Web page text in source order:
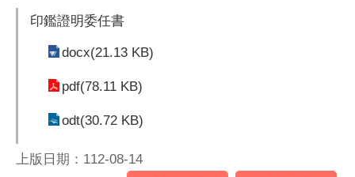
印鑑證明委任書
docx(21.13 KB)
pdf(78.11 KB)
odt(30.72 KB)
上版日期：112-08-14